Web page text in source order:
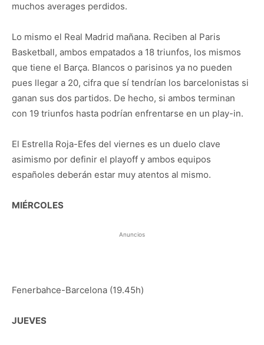
muchos averages perdidos.
Lo mismo el Real Madrid mañana. Reciben al Paris
Basketball, ambos empatados a 18 triunfos, los mismos
que tiene el Barça. Blancos o parisinos ya no pueden
pues llegar a 20, cifra que sí tendrían los barcelonistas si
ganan sus dos partidos. De hecho, si ambos terminan
con 19 triunfos hasta podrían enfrentarse en un play-in.
El Estrella Roja-Efes del viernes es un duelo clave
asimismo por definir el playoff y ambos equipos
españoles deberán estar muy atentos al mismo.
MIÉRCOLES
Anuncios
Fenerbahce-Barcelona (19.45h)
JUEVES